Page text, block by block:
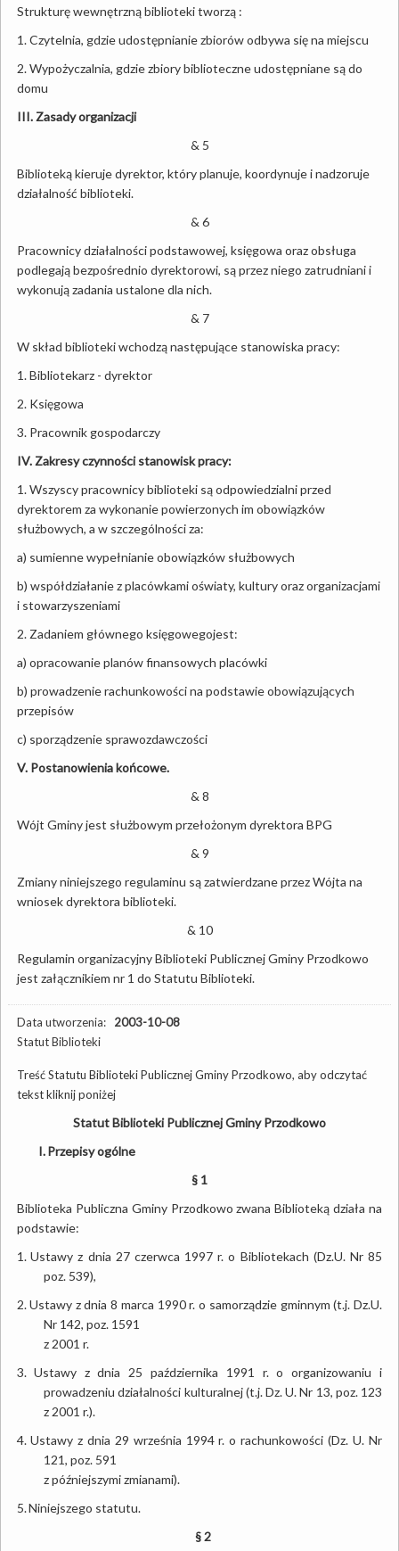
Strukturę wewnętrzną biblioteki tworzą :
1. Czytelnia, gdzie udostępnianie zbiorów odbywa się na miejscu
2. Wypożyczalnia, gdzie zbiory biblioteczne udostępniane są do
domu
III. Zasady organizacji
& 5
Biblioteką kieruje dyrektor, który planuje, koordynuje i nadzoruje
działalność biblioteki.
& 6
Pracownicy działalności podstawowej, księgowa oraz obsługa
podlegają bezpośrednio dyrektorowi, są przez niego zatrudniani i
wykonują zadania ustalone dla nich.
& 7
W skład biblioteki wchodzą następujące stanowiska pracy:
1. Bibliotekarz - dyrektor
2. Księgowa
3. Pracownik gospodarczy
IV. Zakresy czynności stanowisk pracy:
1. Wszyscy pracownicy biblioteki są odpowiedzialni przed
dyrektorem za wykonanie powierzonych im obowiązków
służbowych, a w szczególności za:
a) sumienne wypełnianie obowiązków służbowych
b) współdziałanie z placówkami oświaty, kultury oraz organizacjami
i stowarzyszeniami
2. Zadaniem głównego księgowegojest:
a) opracowanie planów finansowych placówki
b) prowadzenie rachunkowości na podstawie obowiązujących
przepisów
c) sporządzenie sprawozdawczości
V. Postanowienia końcowe.
& 8
Wójt Gminy jest służbowym przełożonym dyrektora BPG
& 9
Zmiany niniejszego regulaminu są zatwierdzane przez Wójta na
wniosek dyrektora biblioteki.
& 10
Regulamin organizacyjny Biblioteki Publicznej Gminy Przodkowo
jest załącznikiem nr 1 do Statutu Biblioteki.
Data utworzenia: 2003-10-08
Statut Biblioteki
Treść Statutu Biblioteki Publicznej Gminy Przodkowo, aby odczytać
tekst kliknij poniżej
Statut Biblioteki Publicznej Gminy Przodkowo
I.Przepisy ogólne
§ 1
Biblioteka Publiczna Gminy Przodkowo zwana Biblioteką działa na
podstawie:
1. Ustawy z dnia 27 czerwca 1997 r. o Bibliotekach (Dz.U. Nr 85
poz. 539),
2.Ustawy z dnia 8 marca 1990 r. o samorządzie gminnym (t.j. Dz.U.
Nr 142, poz. 1591
z 2001 r.
3. Ustawy z dnia 25 października 1991 r. o organizowaniu i
prowadzeniu działalności kulturalnej (t.j. Dz. U. Nr 13, poz. 123
z 2001 r.).
4. Ustawy z dnia 29 września 1994 r. o rachunkowości (Dz. U. Nr
121, poz. 591
z późniejszymi zmianami).
5.Niniejszego statutu.
§ 2